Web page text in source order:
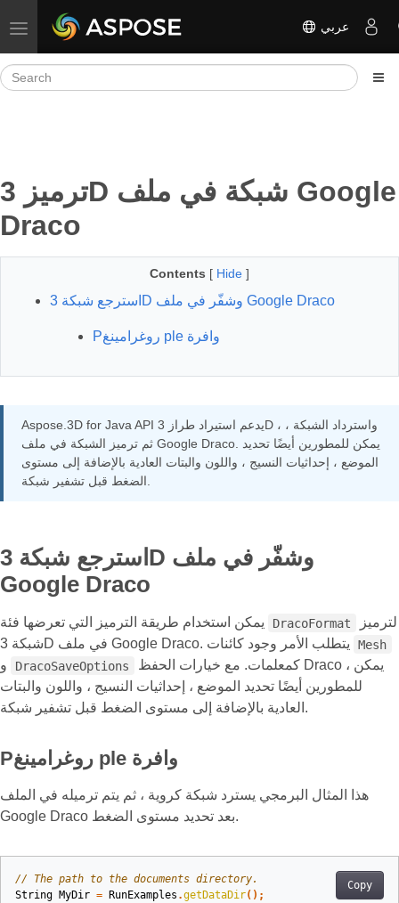
Toggle navigation عربي
ترميز 3D شبكة في ملف Google
Draco
Contents [ Hide ]
استرجع شبكة 3D وشفّر في ملف Google Draco
Pروغرامينغ ple وافرة
Aspose.3D for Java API يدعم استيراد طراز 3D ، واسترداد الشبكة ،
ثم ترميز الشبكة في ملف Google Draco. يمكن للمطورين أيضًا تحديد
الموضع ، إحداثيات النسيج ، واللون والبتات العادية بالإضافة إلى مستوى
الضغط قبل تشفير شبكة.
استرجع شبكة 3D وشفّر في ملف
Google Draco
DracoFormat
Mesh
DracoSaveOptions
للمطورين أيضًا تحديد الموضع ، إحداثيات النسيج ، واللون والبتات
العادية بالإضافة إلى مستوى الضغط قبل تشفير شبكة.
Pروغرامينغ ple وافرة
هذا المثال البرمجي يسترد شبكة كروية ، ثم يتم ترميله في الملف
Google Draco بعد تحديد مستوى الضغط.
Copy
// The path to the documents directory.
String MyDir = RunExamples .getDataDir();